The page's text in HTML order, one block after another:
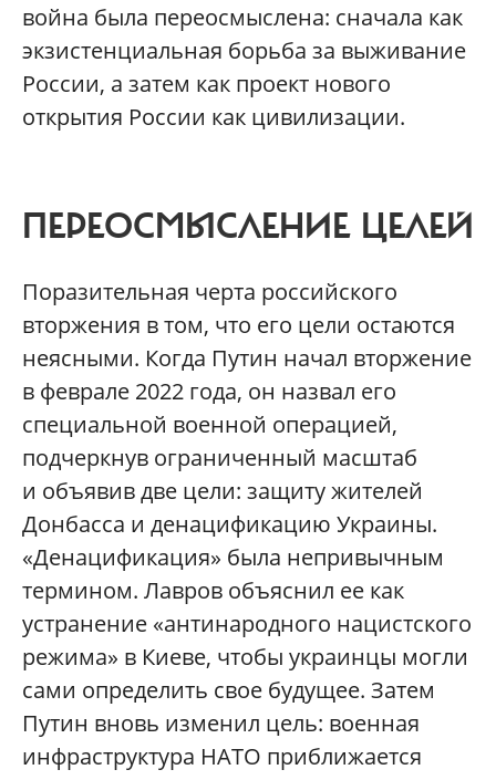
война была переосмыслена: сначала как
экзистенциальная борьба за выживание
России, а затем как проект нового
открытия России как цивилизации.
ПЕРЕОСМЫСЛЕНИЕ ЦЕЛЕЙ
Поразительная черта российского
вторжения в том, что его цели остаются
неясными. Когда Путин начал вторжение
в феврале 2022 года, он назвал его
специальной военной операцией,
подчеркнув ограниченный масштаб
и объявив две цели: защиту жителей
Донбасса и денацификацию Украины.
«Денацификация» была непривычным
термином. Лавров объяснил ее как
устранение «антинародного нацистского
режима» в Киеве, чтобы украинцы могли
сами определить свое будущее. Затем
Путин вновь изменил цель: военная
инфраструктура НАТО приближается